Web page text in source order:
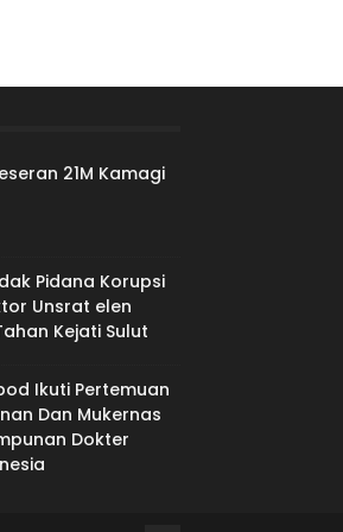
21M Kamagi
Pidana Korupsi
Unsrat elen
Kejati Sulut
Ikuti Pertemuan
Dan Mukernas
Dokter